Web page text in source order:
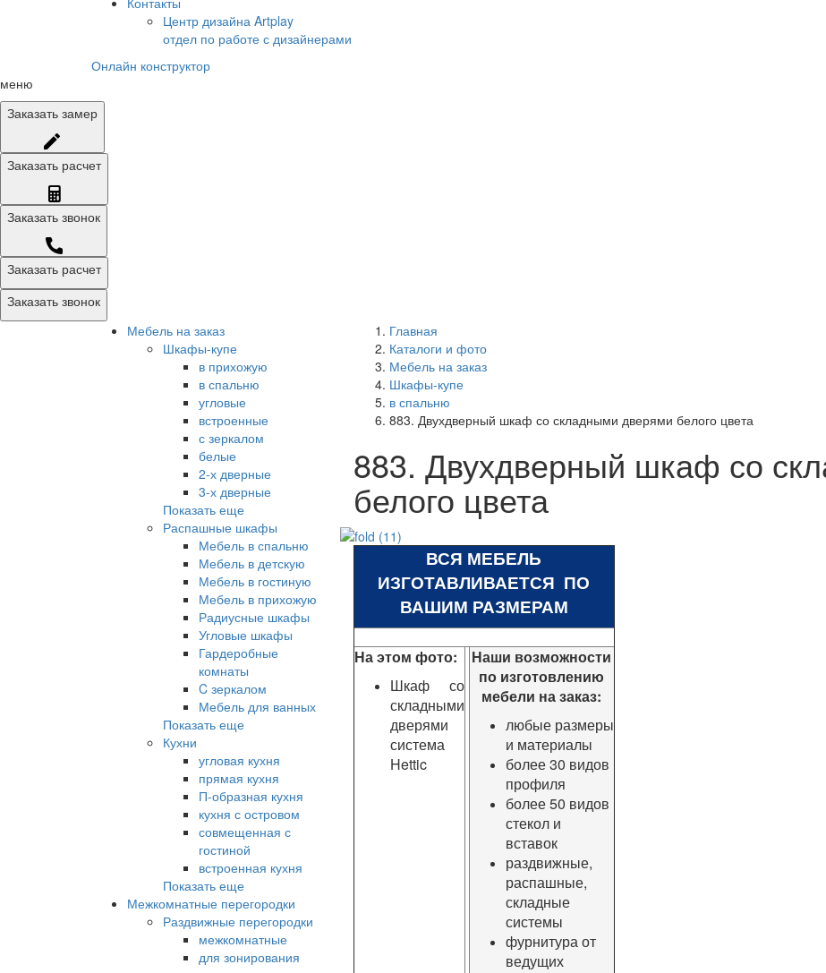
Центр дизайна Artplay
отдел по работе с дизайнерами
Онлайн конструктор
меню
Заказать замер
Заказать расчет
Заказать звонок
Заказать расчет
Заказать звонок
Мебель на заказ
Шкафы-купе
в прихожую
в спальню
угловые
встроенные
с зеркалом
белые
2-х дверные
3-х дверные
Показать еще
Распашные шкафы
Мебель в спальню
Мебель в детскую
Мебель в гостиную
Мебель в прихожую
Радиусные шкафы
Угловые шкафы
Гардеробные
комнаты
C зеркалом
Мебель для ванных
Показать еще
Кухни
угловая кухня
прямая кухня
П-образная кухня
кухня с островом
совмещенная с
гостиной
встроенная кухня
Показать еще
Межкомнатные перегородки
Раздвижные перегородки
межкомнатные
для зонирования
Главная
Каталоги и фото
Мебель на заказ
Шкафы-купе
в спальню
883. Двухдверный шкаф со складными дверями белого цвета
883. Двухдверный шкаф со
белого цвета
ВСЯ МЕБЕЛЬ
ИЗГОТАВЛИВАЕТСЯ ПО
ВАШИМ РАЗМЕРАМ
На этом фото:
Шкаф со
складными
дверями
система
Hettic
Наши возможности
по изготовлению
мебели на заказ:
любые размеры
и материалы
более 30 видов
профиля
более 50 видов
стекол и
вставок
раздвижные,
распашные,
складные
системы
фурнитура от
ведущих